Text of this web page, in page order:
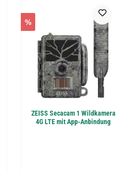
%
ZEISS Secacam 1 Wildkamera
4G LTE mit App-Anbindung